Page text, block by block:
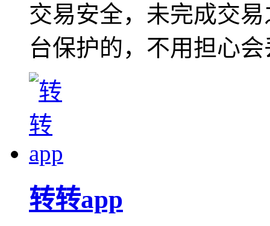
交易安全，未完成交
台保护的，不用担心
转转app